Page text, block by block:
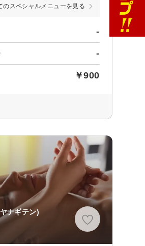
のスペシャルメニューを見る
-
-
￥900
ナギテン)